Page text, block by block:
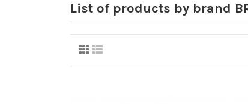
List of products by brand